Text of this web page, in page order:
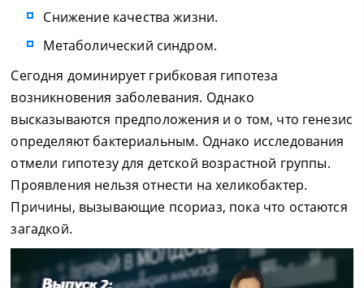
Снижение качества жизни.
Метаболический синдром.
Сегодня доминирует грибковая гипотеза
возникновения заболевания. Однако
высказываются предположения и о том, что генезис
определяют бактериальным. Однако исследования
отмели гипотезу для детской возрастной группы.
Проявления нельзя отнести на хеликобактер.
Причины, вызывающие псориаз, пока что остаются
загадкой.